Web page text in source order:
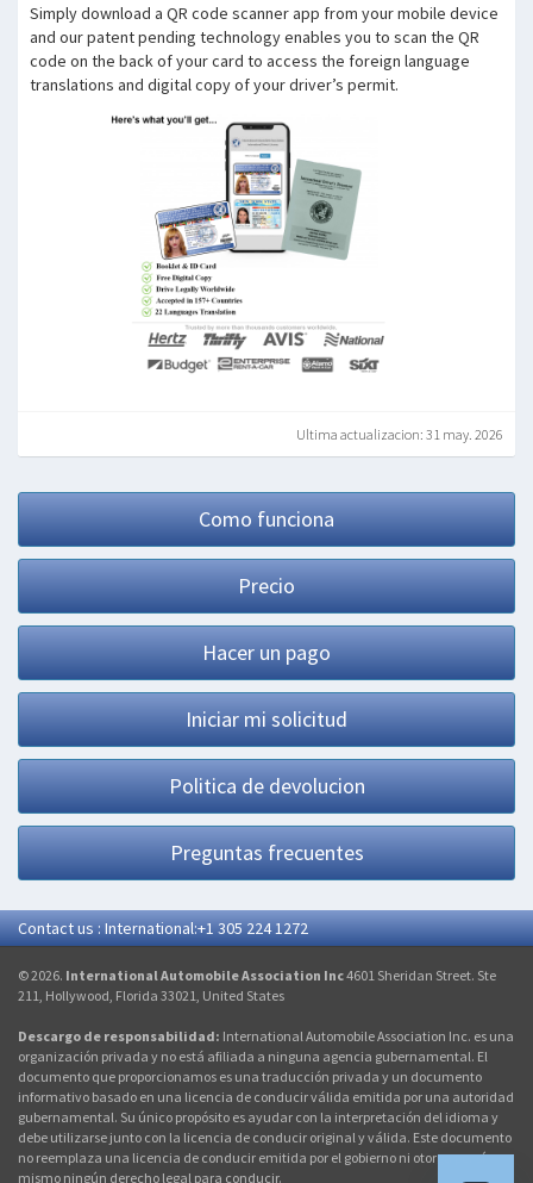
Simply download a QR code scanner app from your mobile device
and our patent pending technology enables you to scan the QR
code on the back of your card to access the foreign language
translations and digital copy of your driver’s permit.
Ultima actualizacion: 31 may. 2026
Como funciona
Precio
Hacer un pago
Iniciar mi solicitud
Politica de devolucion
Preguntas frecuentes
Contact us : International:+1 305 224 1272
© 2026. International Automobile Association Inc4601 Sheridan Street. Ste
211, Hollywood, Florida 33021, United States
Descargo de responsabilidad: International Automobile Association Inc. es una
organización privada y no está afiliada a ninguna agencia gubernamental. El
documento que proporcionamos es una traducción privada y un documento
informativo basado en una licencia de conducir válida emitida por una autoridad
gubernamental. Su único propósito es ayudar con la interpretación del idioma y
debe utilizarse junto con la licencia de conducir original y válida. Este documento
no reemplaza una licencia de conducir emitida por el gobierno ni otorga por sí
mismo ningún derecho legal para conducir.